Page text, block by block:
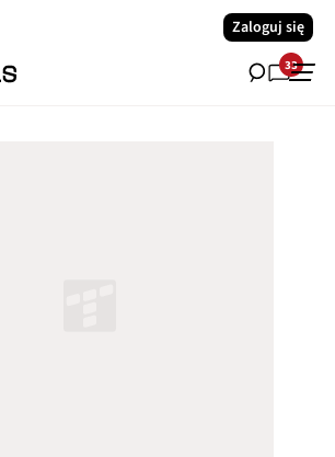
Zaloguj się
33